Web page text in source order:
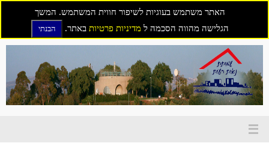
האתר משתמש בעוגיות לשיפור חווית המשתמש. המשך
הגלישה מהווה הסכמה ל מדיניות פרטיות באתר. הבנתי
לתוכן